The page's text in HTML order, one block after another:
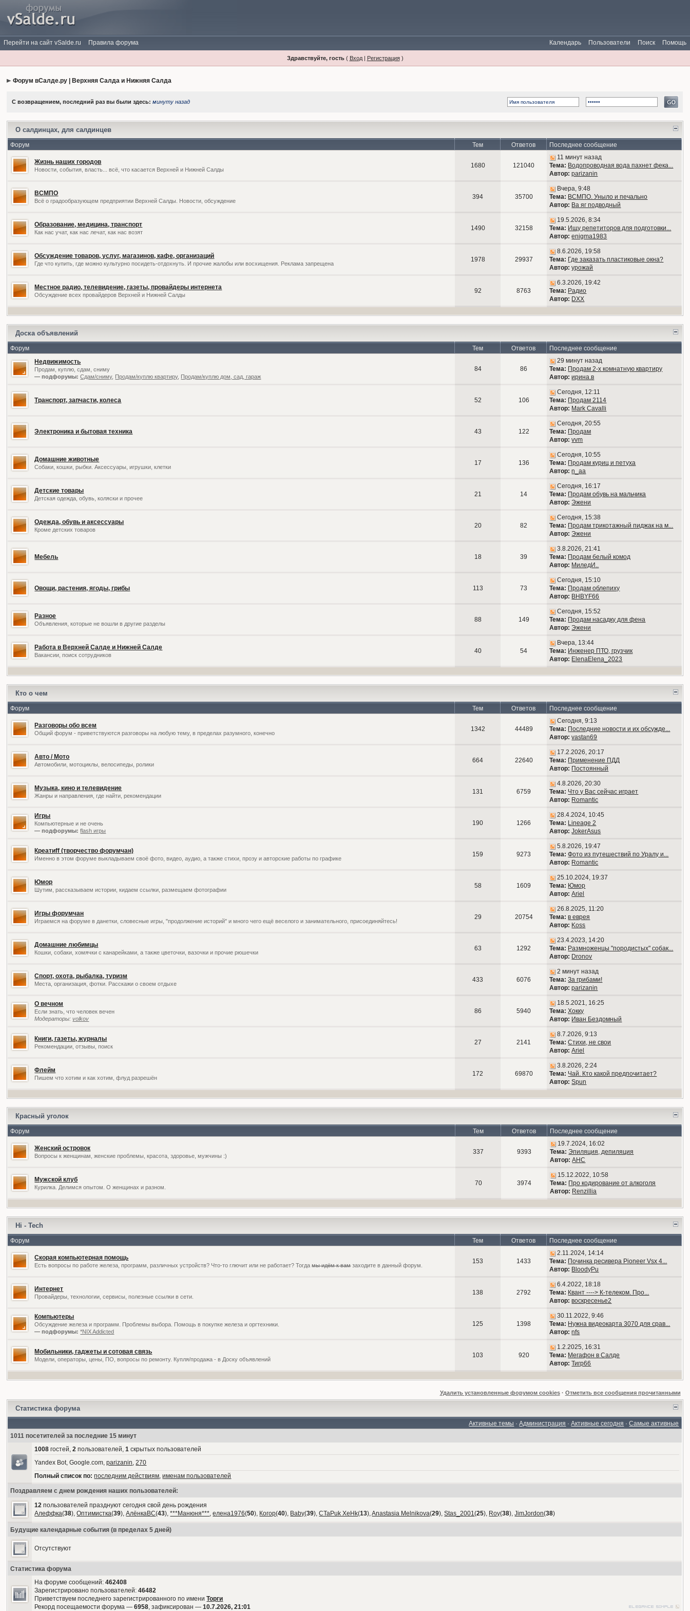
Перейти на сайт vSalde.ru Правила форума Помощь
Поиск
Пользователи
Календарь
Здравствуйте, гость( Вход| Регистрация)
Форум вСалде.ру | Верхняя Салда и Нижняя Салда
С возвращением, последний раз вы были здесь:минуту назад
О салдинцах, для салдинцев
Форум Тем Ответов Последнее сообщение
Жизнь наших городов
Новости, события, власть... всё, что касается Верхней и Нижней Салды
1680 121040
11 минут назад
Тема: Водопроводная вода пахнет фека...
Автор: parizanin
ВСМПО
Всё о градообразующем предприятии Верхней Салды. Новости, обсуждение
394 35700
Вчера, 9:48
Тема: ВСМПО. Уныло и печально
Автор: Ва яг подводный
Образование, медицина, транспорт
Как нас учат, как нас лечат, как нас возят
1490 32158
19.5.2026, 8:34
Тема: Ищу репетиторов для подготовки...
Автор: enigma1983
Обсуждение товаров, услуг, магазинов, кафе, организаций
Где что купить, где можно культурно посидеть-отдохнуть. И прочие жалобы или восхищения. Реклама запрещена
1978 29937
8.6.2026, 19:58
Тема: Где заказать пластиковые окна?
Автор: урожай
Местное радио, телевидение, газеты, провайдеры интернета
Обсуждение всех провайдеров Верхней и Нижней Салды
92 8763
6.3.2026, 19:42
Тема: Радио
Автор: DXX
Доска объявлений
Форум Тем Ответов
Последнее сообщение
Недвижимость
Продам, куплю, сдам, сниму
— подфорумы: Сдам/сниму, Продам/куплю квартиру, Продам/куплю дом, сад, гараж
84 86
29 минут назад
Тема: Продам 2-х комнатную квартиру
Автор: ирина.в
Транспорт, запчасти, колеса 52 106
Сегодня, 12:11
Тема: Продам 2114
Автор: Mark Cavalli
Электроника и бытовая техника 43 122
Сегодня, 20:55
Тема: Продам
Автор: vvm
Домашние животные
Собаки, кошки, рыбки. Аксессуары, игрушки, клетки
17 136
Сегодня, 10:55
Тема: Продам куриц и петуха
Автор: n_aa
Детские товары
Детская одежда, обувь, коляски и прочее
21 14
Сегодня, 16:17
Тема: Продам обувь на мальчика
Автор: Эжени
Одежда, обувь и аксессуары
Кроме детских товаров
20 82
Сегодня, 15:38
Тема: Продам трикотажный пиджак на м...
Автор: Эжени
Мебель 18 39
3.8.2026, 21:41
Тема: Продам белый комод
Автор: МиледИ..
Овощи, растения, ягоды, грибы 113 73
Сегодня, 15:10
Тема: Продам облепиху
Автор: BHBYF66
Разное
Объявления, которые не вошли в другие разделы
88 149
Сегодня, 15:52
Тема: Продам насадку для фена
Автор: Эжени
Работа в Верхней Салде и Нижней Салде
Вакансии, поиск сотрудников
40 54
Вчера, 13:44
Тема: Инженер ПТО, грузчик
Автор: ElenaElena_2023
Кто о чем
Форум Тем Ответов Последнее сообщение
Разговоры обо всем
Общий форум - приветствуются разговоры на любую тему, в пределах разумного, конечно
1342 44489
Сегодня, 9:13
Тема: Последние новости и их обсужде...
Автор: vastan69
Авто / Мото
Автомобили, мотоциклы, велосипеды, ролики
664 22640
17.2.2026, 20:17
Тема: Применение ПДД
Автор: Постоянный
Музыка, кино и телевидение
Жанры и направления, где найти, рекомендации
131 6759
4.8.2026, 20:30
Тема: Что у Вас сейчас играет
Автор: Romantic
Игры
Компьютерные и не очень
— подфорумы: flash игры
190 1266
28.4.2024, 10:45
Тема: Lineage 2
Автор: JokerAsus
Креатиff (творчество форумчан)
Именно в этом форуме выкладываем своё фото, видео, аудио, а также стихи, прозу и авторские работы по графике
159 9273
5.8.2026, 19:47
Тема: Фото из путешествий по Уралу и...
Автор: Romantic
Юмор
Шутим, рассказываем истории, кидаем ссылки, размещаем фотографии
58 1609
25.10.2024, 19:37
Тема: Юмор
Автор: Ariel
Игры форумчан
Играемся на форуме в данетки, словесные игры, "продолжение историй" и много чего ещё веселого и занимательного, присоединяйтесь!
29 20754
26.8.2025, 11:20
Тема: в еврея
Автор: Koss
Домашние любимцы
Кошки, собаки, хомячки с канарейками, а также цветочки, вазочки и прочие рюшечки
63 1292
23.4.2023, 14:20
Тема: Размноженцы "породистых" собак...
Автор: Dronov
Спорт, охота, рыбалка, туризм
Места, организация, фотки. Расскажи о своем отдыхе
433 6076
2 минут назад
Тема: За грибами!
Автор: parizanin
О вечном
Если знать, что человек вечен
Модераторы:volkov
86 5940
18.5.2021, 16:25
Тема: Хокку
Автор: Иван Бездомный
Книги, газеты, журналы
Рекомендации, отзывы, поиск
27 2141
8.7.2026, 9:13
Тема: Стихи, не свои
Автор: Ariel
Флейм
Пишем что хотим и как хотим, флуд разрешён
172 69870
3.8.2026, 2:24
Тема: Чай. Кто какой предпочитает?
Автор: Spun
Красный уголок
Форум Тем Ответов Последнее сообщение
Женский островок
Вопросы к женщинам, женские проблемы, красота, здоровье, мужчины :)
337 9393
19.7.2024, 16:02
Тема: Эпиляция, депиляция
Автор: АНС
Мужской клуб
Курилка. Делимся опытом. О женщинах и разном.
70 3974
15.12.2022, 10:58
Тема: Про кодирование от алкоголя
Автор: Renzillia
Hi - Tech
Форум Тем Ответов Последнее сообщение
Скорая компьютерная помощь
Есть вопросы по работе железа, программ, различных устройств? Что-то глючит или не работает? Тогдамы идём к вамзаходите в данный форум.
153 1433
2.11.2024, 14:14
Тема: Починка ресивера Pioneer Vsx 4...
Автор: BloodyPu
Интернет
Провайдеры, технологии, сервисы, полезные ссылки в сети.
138 2792
6.4.2022, 18:18
Тема: Квант ----> К-телеком. Про...
Автор: воскресенье2
Компьютеры
Обсуждение железа и программ. Проблемы выбора. Помощь в покупке железа и оргтехники.
— подфорумы: *NIX Addicted
125 1398
30.11.2022, 9:46
Тема: Нужна видеокарта 3070 для срав...
Автор: nfs
Мобильники, гаджеты и сотовая связь
Модели, операторы, цены, ПО, вопросы по ремонту. Купля/продажа - в Доску объявлений
103 920
1.2.2025, 16:31
Тема: Мегафон в Салде
Автор: Тигр66
Удалить установленные форумом cookies· Отметить все сообщения прочитанными
Статистика форума
Активные темы ·Администрация ·Активные сегодня ·Самые активные
1011 посетителей за последние 15 минут
1008 гостей,2 пользователей,1 скрытых пользователей
Yandex Bot, Google.com,parizanin,270
Полный список по: последним действиям,именам пользователей
Поздравляем с днем рождения наших пользователей:
12 пользователей празднуют сегодня свой день рождения
Алеффка(38),Оптимистка(39),АлёнкаВС(43),***Манюня***,елена1976(50), Когор(40), Baby(39),CTaPuk XeHk(13),Anastasia Melnikova(29),Stas_2001(25), Roy(38),JimJordon(38)
Будущие календарные события (в пределах 5 дней)
Отсутствуют
Статистика форума
На форуме сообщений:462408
Зарегистрировано пользователей:46482
Приветствуем последнего зарегистрированного по имениТорги
Рекорд посещаемости форума —6958, зафиксирован —10.7.2026, 21:01